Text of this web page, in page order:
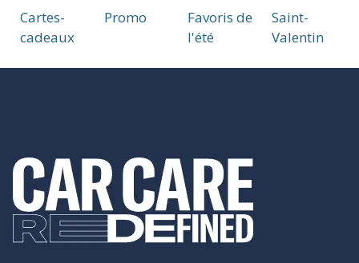
Cartes-
cadeaux
Promo
Favoris de
l'été
Saint-
Valentin